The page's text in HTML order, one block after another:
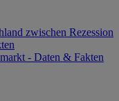
zwischen Rezession
- Daten & Fakten